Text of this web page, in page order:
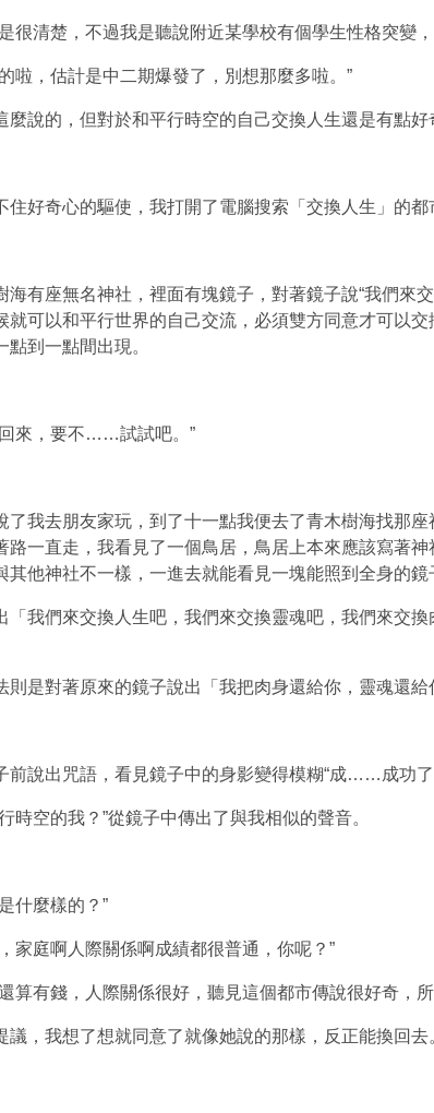
很清楚，不過我是聽說附近某學校有個學生性格突變
啦，估計是中二期爆發了，別想那麼多啦。”
麼說的，但對於和平行時空的自己交換人生還是有點
住好奇心的驅使，我打開了電腦搜索「交換人生」 的都
海有座無名神社，裡面有塊鏡子，對著鏡子說“我們來
就可以和平行世界的自己交流，必須雙方同意才可以
點到一點間出現。
來，要不……試試吧。”
了我去朋友家玩，到了十一點我便去了青木樹海找那
路一直走，我看見了一個鳥居，鳥居上本來應該寫著
其他神社不一樣，一進去就能看見一塊能照到全身的鏡
「我們來交換人生吧，我們來交換靈魂吧，我們來交
則是對著原來的鏡子說出「我把肉身還給你，靈魂還給
前說出咒語，看見鏡子中的身影變得模糊“成……成功了
時空的我？”從鏡子中傳出了與我相似的聲音。
什麼樣的？”
家庭啊人際關係啊成績都很普通，你呢？”
算有錢，人際關係很好，聽見這個都市傳說很好奇，
議，我想了想就同意了就像她說的那樣，反正能換回去